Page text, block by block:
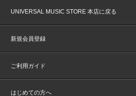
UNIVERSAL MUSIC STORE 本店に戻る
新規会員登録
ご利用ガイド
はじめての方へ